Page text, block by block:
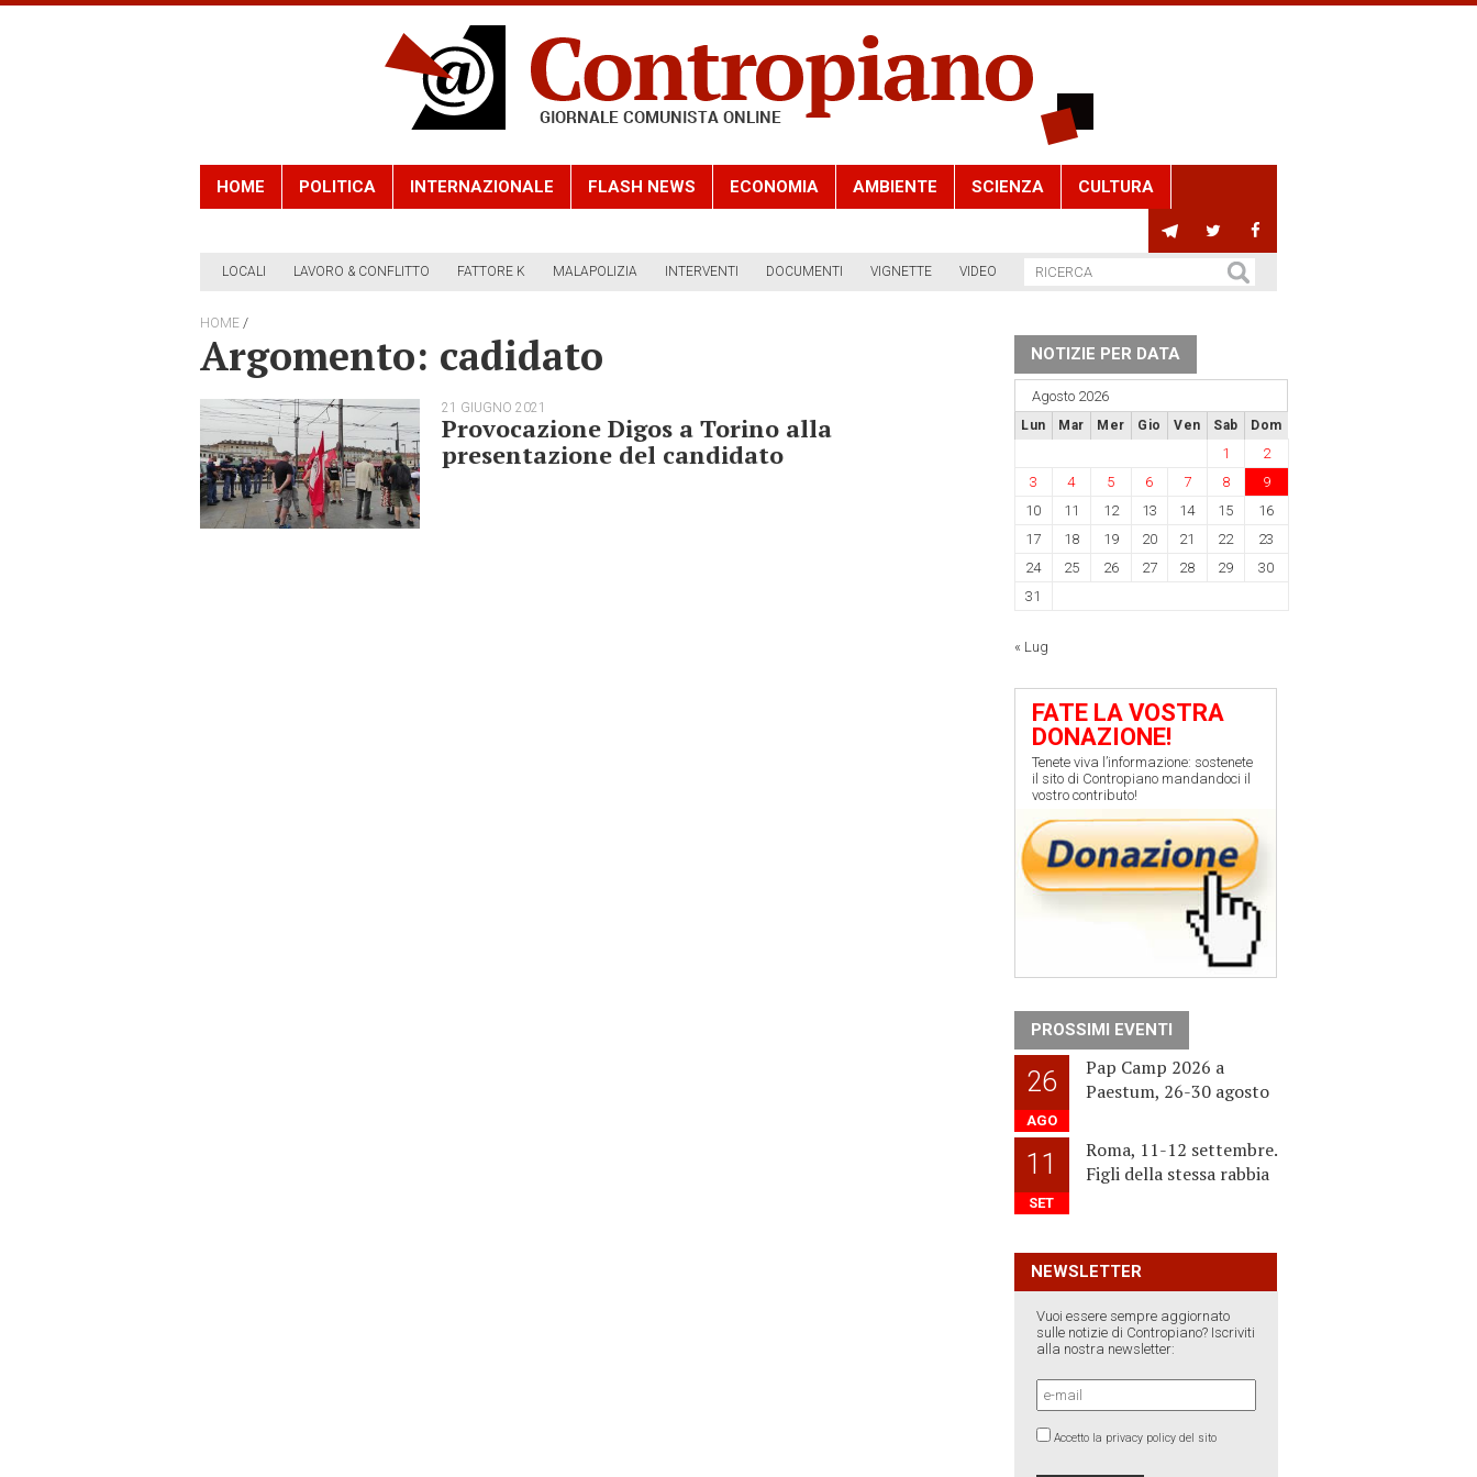
HOME POLITICA INTERNAZIONALE FLASH NEWS ECONOMIA AMBIENTE SCIENZA CULTURA
LOCALI LAVORO & CONFLITTO FATTORE K MALAPOLIZIA INTERVENTI DOCUMENTI VIGNETTE VIDEO
HOME /
Argomento: cadidato
21 GIUGNO 2021
Provocazione Digos a Torino alla
presentazione del candidato
NOTIZIE PER DATA
Agosto 2026
Lun Mar Mer Gio Ven Sab Dom
1
2
3
4 5 6 7 8
9
10
11 12 13 14 15
16
17
18 19 20 21 22
23
24
25 26 27 28 29
30
31
« Lug
FATE LA VOSTRA
DONAZIONE!
Tenete viva l’informazione: sostenete
il sito di Contropiano mandandoci il
vostro contributo!
PROSSIMI EVENTI
26
AGO
Pap Camp 2026 a
Paestum, 26-30 agosto
11
SET
Roma, 11-12 settembre.
Figli della stessa rabbia
NEWSLETTER
Vuoi essere sempre aggiornato
sulle notizie di Contropiano? Iscriviti
alla nostra newsletter:
Accetto la privacy policy del sito